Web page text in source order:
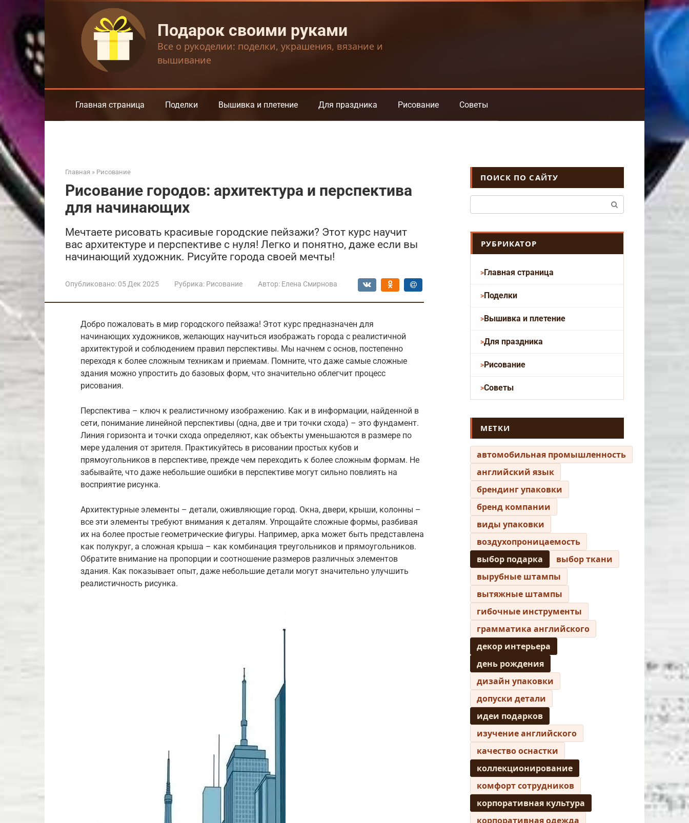
контенту
Подарок своими руками
Все о рукоделии: поделки, украшения, вязание и
вышивание
Главная страница Поделки Вышивка и плетение Для праздника Рисование Советы
Главная » Рисование
Рисование городов: архитектура и перспектива
для начинающих
Мечтаете рисовать красивые городские пейзажи? Этот курс научит
вас архитектуре и перспективе с нуля! Легко и понятно, даже если вы
начинающий художник. Рисуйте города своей мечты!
Опубликовано: 05 Дек 2025 Рубрика: Рисование Автор: Елена Смирнова
Добро пожаловать в мир городского пейзажа! Этот курс предназначен для
начинающих художников, желающих научиться изображать города с реалистичной
архитектурой и соблюдением правил перспективы. Мы начнем с основ, постепенно
переходя к более сложным техникам и приемам. Помните, что даже самые сложные
здания можно упростить до базовых форм, что значительно облегчит процесс
рисования.
Перспектива – ключ к реалистичному изображению. Как и в информации, найденной в
сети, понимание линейной перспективы (одна, две и три точки схода) – это фундамент.
Линия горизонта и точки схода определяют, как объекты уменьшаются в размере по
мере удаления от зрителя. Практикуйтесь в рисовании простых кубов и
прямоугольников в перспективе, прежде чем переходить к более сложным формам. Не
забывайте, что даже небольшие ошибки в перспективе могут сильно повлиять на
восприятие рисунка.
Архитектурные элементы – детали, оживляющие город. Окна, двери, крыши, колонны –
все эти элементы требуют внимания к деталям. Упрощайте сложные формы, разбивая
их на более простые геометрические фигуры. Например, арка может быть представлена
как полукруг, а сложная крыша – как комбинация треугольников и прямоугольников.
Обратите внимание на пропорции и соотношение размеров различных элементов
здания. Как показывает опыт, даже небольшие детали могут значительно улучшить
реалистичность рисунка.
ПОИСК ПО САЙТУ
РУБРИКАТОР
Главная страница
Поделки
Вышивка и плетение
Для праздника
Рисование
Советы
МЕТКИ
автомобильная промышленность
английский язык
брендинг упаковки
бренд компании
виды упаковки
воздухопроницаемость
выбор подарка
выбор ткани
вырубные штампы
вытяжные штампы
гибочные инструменты
грамматика английского
декор интерьера
день рождения
дизайн упаковки
допуски детали
идеи подарков
изучение английского
качество оснастки
коллекционирование
комфорт сотрудников
корпоративная культура
корпоративная одежда